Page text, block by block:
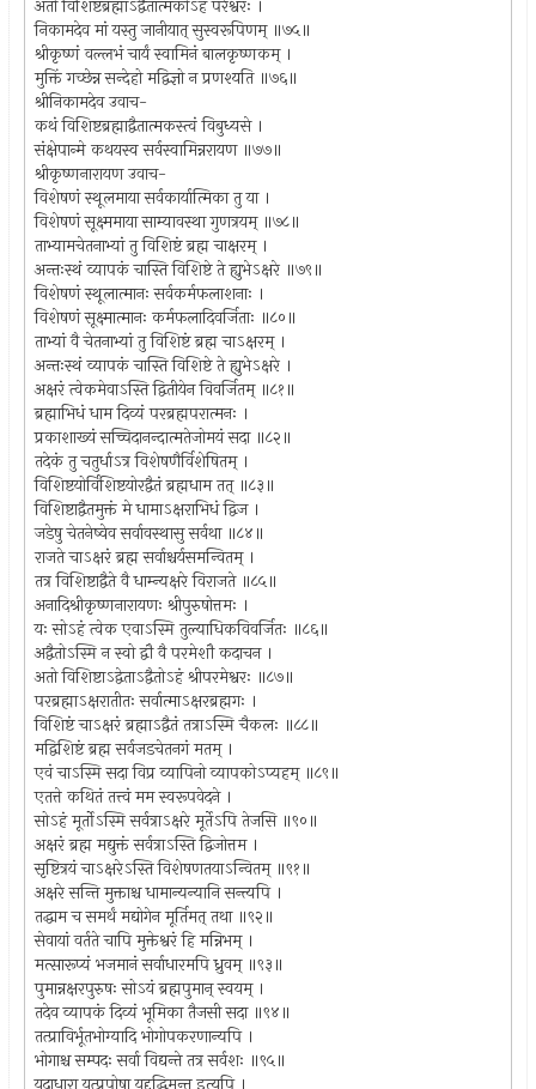
अतो विशिष्टब्रह्माऽद्वैतात्मकोऽहं परेश्वरः ।
निकामदेव मां यस्तु जानीयात् सुस्वरूपिणम् ॥७५॥
श्रीकृष्णं वल्लभं चार्यं स्वामिनं बालकृष्णकम् ।
मुक्तिं गच्छेन्न सन्देहो मद्विज्ञो न प्रणश्यति ॥७६॥
श्रीनिकामदेव उवाच-
कथं विशिष्टब्रह्माद्वैतात्मकस्त्वं विबुध्यसे ।
संक्षेपान्मे कथयस्व सर्वस्वामिन्नरायण ॥७७॥
श्रीकृष्णनारायण उवाच-
विशेषणं स्थूलमाया सर्वकार्यात्मिका तु या ।
विशेषणं सूक्ष्ममाया साम्यावस्था गुणत्रयम् ॥७८॥
ताभ्यामचेतनाभ्यां तु विशिष्टं ब्रह्म चाक्षरम् ।
अन्तःस्थं व्यापकं चास्ति विशिष्टे ते ह्युभेऽक्षरे ॥७९॥
विशेषणं स्थूलात्मानः सर्वकर्मफलाशनाः ।
विशेषणं सूक्ष्मात्मानः कर्मफलादिवर्जिताः ॥८०॥
ताभ्यां वै चेतनाभ्यां तु विशिष्टं ब्रह्म चाऽक्षरम् ।
अन्तःस्थं व्यापकं चास्ति विशिष्टे ते ह्युभेऽक्षरे ।
अक्षरं त्वेकमेवाऽस्ति द्वितीयेन विवर्जितम् ॥८१॥
ब्रह्माभिधं धाम दिव्यं परब्रह्मपरात्मनः ।
प्रकाशाख्यं सच्चिदानन्दात्मतेजोमयं सदा ॥८२॥
तदेकं तु चतुर्धाऽत्र विशेषणैर्विशेषितम् ।
विशिष्टयोर्विशिष्टयोरद्वैतं ब्रह्मधाम तत् ॥८३॥
विशिष्टाद्वैतमुक्तं मे धामाऽक्षराभिधं द्विज ।
जडेषु चेतनेष्वेव सर्वावस्थासु सर्वथा ॥८४॥
राजते चाऽक्षरं ब्रह्म सर्वाश्चर्यसमन्वितम् ।
तत्र विशिष्टाद्वैते वै धाम्न्यक्षरे विराजते ॥८५॥
अनादिश्रीकृष्णनारायणः श्रीपुरुषोत्तमः ।
यः सोऽहं त्वेक एवाऽस्मि तुल्याधिकविवर्जितः ॥८६॥
अद्वैतोऽस्मि न स्वो द्वौ वै परमेशौ कदाचन ।
अतो विशिष्टाऽद्वेताऽद्वैतोऽहं श्रीपरमेश्वरः ॥८७॥
परब्रह्माऽक्षरातीतः सर्वात्माऽक्षरब्रह्मगः ।
विशिष्टं चाऽक्षरं ब्रह्माऽद्वैतं तत्राऽस्मि चैकलः ॥८८॥
मद्विशिष्टं ब्रह्म सर्वजडचेतनगं मतम् ।
एवं चाऽस्मि सदा विप्र व्यापिनो व्यापकोऽप्यहम् ॥८९॥
एतत्ते कथितं तत्त्वं मम स्वरूपवेदने ।
सोऽहं मूर्तोऽस्मि सर्वत्राऽक्षरे मूर्तेऽपि तेजसि ॥९०॥
अक्षरं ब्रह्म मद्युक्तं सर्वत्राऽस्ति द्विजोत्तम ।
सृष्टित्रयं चाऽक्षरेऽस्ति विशेषणतयाऽन्वितम् ॥९१॥
अक्षरे सन्ति मुक्ताश्च धामान्यन्यानि सन्त्यपि ।
तद्धाम च समर्थं मद्योगेन मूर्तिमत् तथा ॥९२॥
सेवायां वर्तते चापि मुक्तेश्वरं हि मन्निभम् ।
मत्सारूप्यं भजमानं सर्वाधारमपि ध्रुवम् ॥९३॥
पुमान्नक्षरपुरुषः सोऽयं ब्रह्मपुमान् स्वयम् ।
तदेव व्यापकं दिव्यं भूमिका तैजसी सदा ॥९४॥
तत्प्राविर्भूतभोग्यादि भोगोपकरणान्यपि ।
भोगाश्च सम्पदः सर्वा विद्यन्ते तत्र सर्वशः ॥९५॥